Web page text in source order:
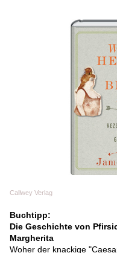
Callwey Verlag
Buchtipp:
Die Geschichte von
Margherita
Woher der knackige